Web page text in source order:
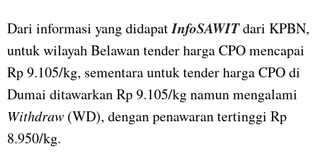
Dari informasi yang didapatInfoSAWITdari KPBN,
untuk wilayah Belawan tender harga CPO mencapai
Rp 9.105/kg, sementara untuk tender harga CPO di
Dumai ditawarkan Rp 9.105/kg namun mengalami
Withdraw (WD), dengan penawaran tertinggi Rp
8.950/kg.